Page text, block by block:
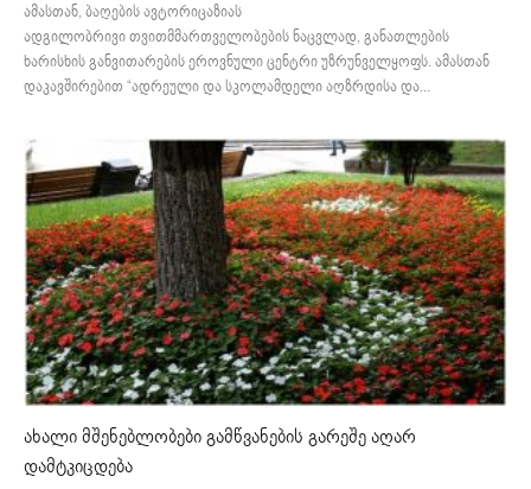
ამასთან, ბაღების ავტორიცაზიას
ადგილობრივი თვითმმართველობების ნაცვლად, განათლების
ხარისხის განვითარების ეროვნული ცენტრი უზრუნველყოფს. ამასთან
დაკავშირებით “ადრეული და სკოლამდელი აღზრდისა და...
ახალი მშენებლობები გამწვანების გარეშე აღარ
დამტკიცდება